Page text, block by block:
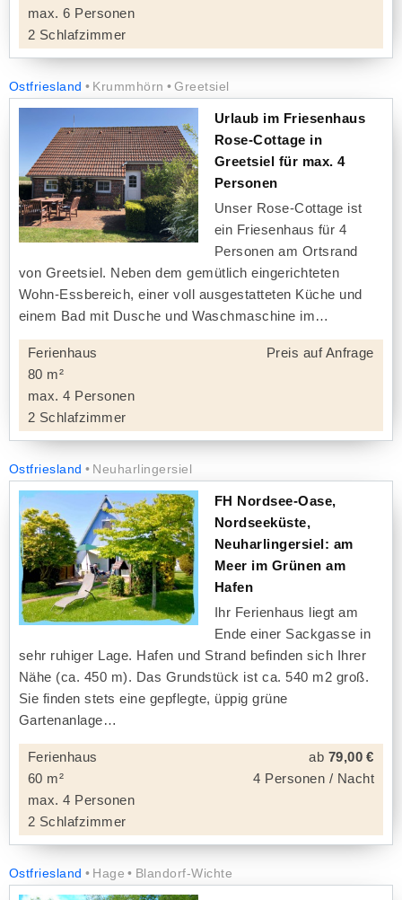
max. 6 Personen
2 Schlafzimmer
Ostfriesland Krummhörn Greetsiel
Urlaub im Friesenhaus
Rose-Cottage in
Greetsiel für max. 4
Personen
Unser Rose-Cottage ist
ein Friesenhaus für 4
Personen am Ortsrand
von Greetsiel. Neben dem gemütlich eingerichteten
Wohn-Essbereich, einer voll ausgestatteten Küche und
einem Bad mit Dusche und Waschmaschine im
Ferienhaus
80 m²
max. 4 Personen
2 Schlafzimmer
Preis auf Anfrage
Ostfriesland Neuharlingersiel
FH Nordsee-Oase,
Nordseeküste,
Neuharlingersiel: am
Meer im Grünen am
Hafen
Ihr Ferienhaus liegt am
Ende einer Sackgasse in
sehr ruhiger Lage. Hafen und Strand befinden sich Ihrer
Nähe (ca. 450 m). Das Grundstück ist ca. 540 m2 groß.
Sie finden stets eine gepflegte, üppig grüne
Gartenanlage
Ferienhaus
60 m²
max. 4 Personen
2 Schlafzimmer
ab 79,00 €
4 Personen / Nacht
Ostfriesland Hage Blandorf-Wichte